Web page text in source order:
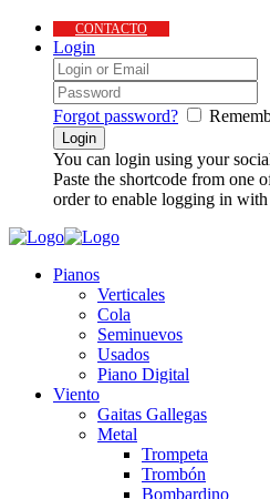
CONTACTO
Login
Forgot password?
You can login using your
Paste the shortcode from one
order to enable logging in
Pianos
Verticales
Cola
Seminuevos
Usados
Piano Digital
Viento
Gaitas Gallegas
Metal
Trompeta
Trombón
Bombardino